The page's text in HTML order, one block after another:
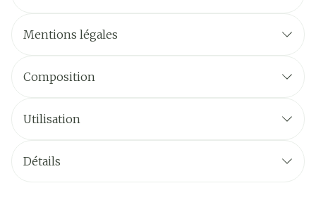
Mentions légales
Composition
Utilisation
Détails